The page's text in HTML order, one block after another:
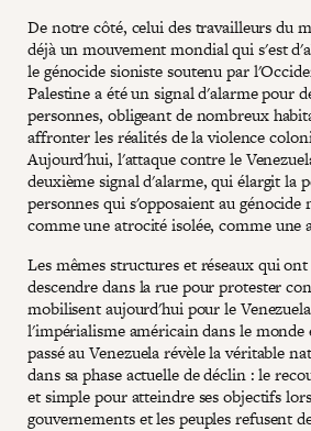
De notre côté, celui des travailleurs du
déjà un mouvement mondial qui s'est
le génocide sioniste soutenu par
Palestine a été un signal d'alarme pour
personnes, obligeant de nombreux
affronter les réalités de la violence
Aujourd'hui, l'attaque contre le
deuxième signal d'alarme, qui élargit la
personnes qui s'opposaient au génocide
comme une atrocité isolée, comme une
Les mêmes structures et réseaux qui ont
descendre dans la rue pour protester
mobilisent aujourd'hui pour le
l'impérialisme américain dans le monde
passé au Venezuela révèle la véritable
dans sa phase actuelle de déclin : le
et simple pour atteindre ses objectifs
gouvernements et les peuples refusent